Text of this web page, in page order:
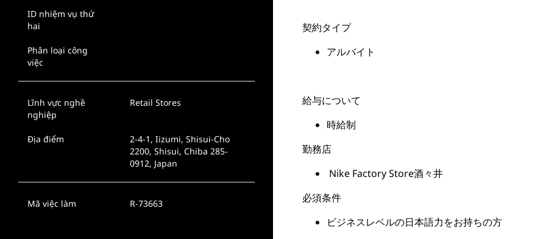
ID nhiệm vụ thứ
hai
Phân loại công
việc
Lĩnh vực nghề
nghiệp
Retail Stores
Địa điểm
2-4-1, Iizumi, Shisui-Cho
2200, Shisui, Chiba 285-
0912, Japan
Mã việc làm R-73663
契約タイプ
アルバイト
給与について
時給制
勤務店
Nike Factory Store酒々井
必須条件
ビジネスレベルの日本語力をお持ちの方